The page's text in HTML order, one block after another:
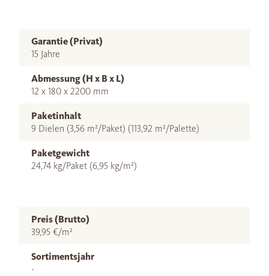
Garantie (Privat)
15 Jahre
Abmessung (H x B x L)
12 x 180 x 2200 mm
Paketinhalt
9 Dielen (3,56 m²/Paket) (113,92 m²/Palette)
Paketgewicht
24,74 kg/Paket (6,95 kg/m²)
Preis (Brutto)
39,95 €/m²
Sortimentsjahr
-